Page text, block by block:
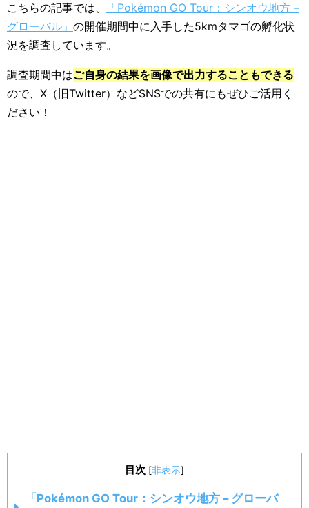
こちらの記事では、
「Pokémon GO Tour：シンオウ地方 –
グローバル」 の開催期間中に入手した5kmタマゴの孵化状
況を調査しています。
調査期間中はご自身の結果を画像で出力することもできる
ので、X（旧Twitter）などSNSでの共有にもぜひご活用く
ださい！
目次 [非表示]
「Pokémon GO Tour：シンオウ地方 – グローバ